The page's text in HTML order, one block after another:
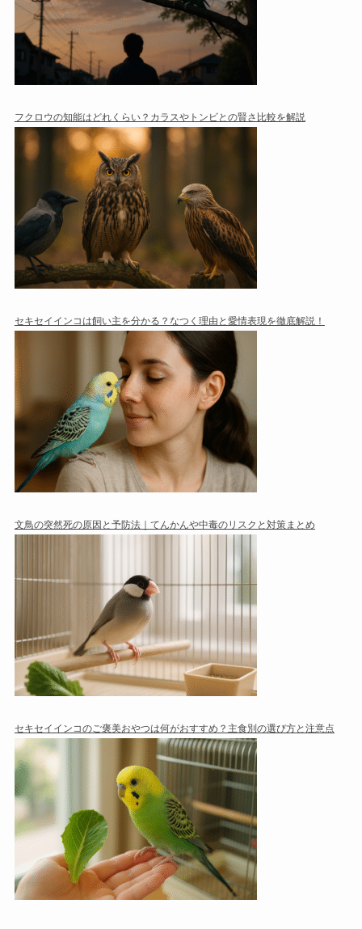
フクロウの知能はどれくらい？カラスやトンビとの賢さ比較を解説
セキセイインコは飼い主を分かる？なつく理由と愛情表現を徹底解説！
文鳥の突然死の原因と予防法｜てんかんや中毒のリスクと対策まとめ
セキセイインコのご褒美おやつは何がおすすめ？主食別の選び方と注意点